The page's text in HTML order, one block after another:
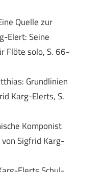
Quelle zur
Elert: Seine
Flöte solo, S. 66-
Grundlinien
Karg-Elerts, S.
Komponist
von Sigfrid Karg-